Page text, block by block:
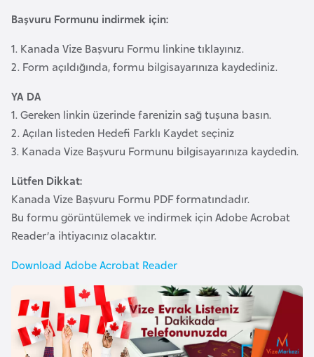
Başvuru Formunu indirmek için:
1. Kanada Vize Başvuru Formu linkine tıklayınız.
2. Form açıldığında, formu bilgisayarınıza kaydediniz.
YA DA
1. Gereken linkin üzerinde farenizin sağ tuşuna basın.
2. Açılan listeden Hedefi Farklı Kaydet seçiniz
3. Kanada Vize Başvuru Formunu bilgisayarınıza kaydedin.
Lütfen Dikkat:
Kanada Vize Başvuru Formu PDF formatındadır.
Bu formu görüntülemek ve indirmek için Adobe Acrobat
Reader’a ihtiyacınız olacaktır.
Download Adobe Acrobat Reader
n
B
s
n
a
H
e
s
u
l
g